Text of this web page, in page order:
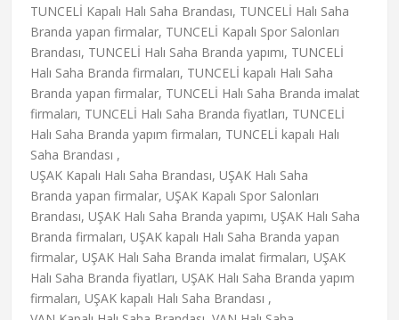
TUNCELİ Kapalı Halı Saha Brandası, TUNCELİ Halı Saha
Branda yapan firmalar, TUNCELİ Kapalı Spor Salonları
Brandası, TUNCELİ Halı Saha Branda yapımı, TUNCELİ
Halı Saha Branda firmaları, TUNCELİ kapalı Halı Saha
Branda yapan firmalar, TUNCELİ Halı Saha Branda imalat
firmaları, TUNCELİ Halı Saha Branda fiyatları, TUNCELİ
Halı Saha Branda yapım firmaları, TUNCELİ kapalı Halı
Saha Brandası ,
UŞAK Kapalı Halı Saha Brandası, UŞAK Halı Saha
Branda yapan firmalar, UŞAK Kapalı Spor Salonları
Brandası, UŞAK Halı Saha Branda yapımı, UŞAK Halı Saha
Branda firmaları, UŞAK kapalı Halı Saha Branda yapan
firmalar, UŞAK Halı Saha Branda imalat firmaları, UŞAK
Halı Saha Branda fiyatları, UŞAK Halı Saha Branda yapım
firmaları, UŞAK kapalı Halı Saha Brandası ,